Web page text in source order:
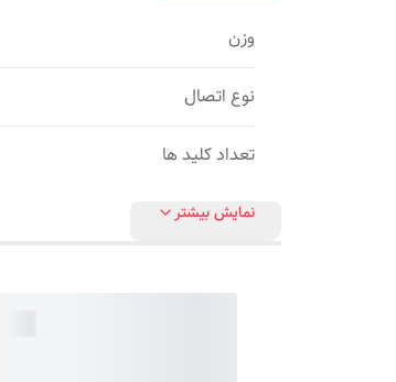
وزن
نوع اتصال
تعداد کلید ها
نمایش بیشتر